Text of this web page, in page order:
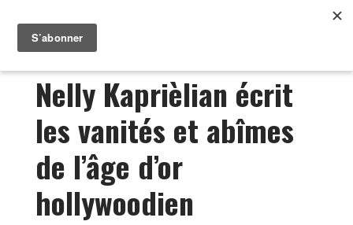
Nelly Kaprièlian écrit
les vanités et abîmes
de l’âge d’or
hollywoodien